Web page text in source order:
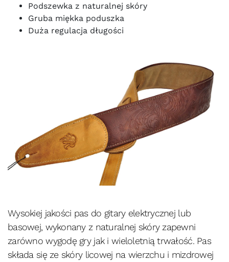
Podszewka z naturalnej skóry
Gruba miękka poduszka
Duża regulacja długości
Wysokiej jakości pas do gitary elektrycznej lub
basowej, wykonany z naturalnej skóry zapewni
zarówno wygodę gry jak i wieloletnią trwałość. Pas
składa się ze skóry licowej na wierzchu i mizdrowej